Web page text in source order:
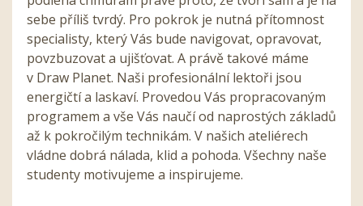
sebe příliš tvrdý. Pro pokrok je nutná přítomnost
specialisty, který Vás bude navigovat, opravovat,
povzbuzovat a ujišťovat. A právě takové máme
v Draw Planet. Naši profesionální lektoři jsou
energičtí a laskaví. Provedou Vás propracovaným
programem a vše Vás naučí od naprostých základů
až k pokročilým technikám. V našich ateliérech
vládne dobrá nálada, klid a pohoda. Všechny naše
studenty motivujeme a inspirujeme.